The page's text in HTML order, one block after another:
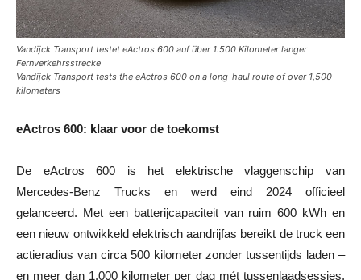
Vandijck Transport testet eActros 600 auf über 1.500 Kilometer langer
Fernverkehrsstrecke
Vandijck Transport tests the eActros 600 on a long-haul route of over 1,500
kilometers
eActros 600: klaar voor de toekomst
De eActros 600 is het elektrische vlaggenschip van
Mercedes-Benz Trucks en werd eind 2024 officieel
gelanceerd. Met een batterijcapaciteit van ruim 600 kWh en
een nieuw ontwikkeld elektrisch aandrijfas bereikt de truck een
actieradius van circa 500 kilometer zonder tussentijds laden –
en meer dan 1.000 kilometer per dag mét tussenlaadsessies.